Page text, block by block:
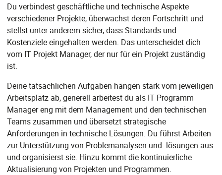
Du verbindest geschäftliche und technische Aspekte
verschiedener Projekte, überwachst deren Fortschritt und
stellst unter anderem sicher, dass Standards und
Kostenziele eingehalten werden. Das unterscheidet dich
vom IT Projekt Manager, der nur für ein Projekt zuständig
ist.
Deine tatsächlichen Aufgaben hängen stark vom jeweiligen
Arbeitsplatz ab, generell arbeitest du als IT Programm
Manager eng mit dem Management und den technischen
Teams zusammen und übersetzt strategische
Anforderungen in technische Lösungen. Du führst Arbeiten
zur Unterstützung von Problemanalysen und -lösungen aus
und organisierst sie. Hinzu kommt die kontinuierliche
Aktualisierung von Projekten und Programmen.